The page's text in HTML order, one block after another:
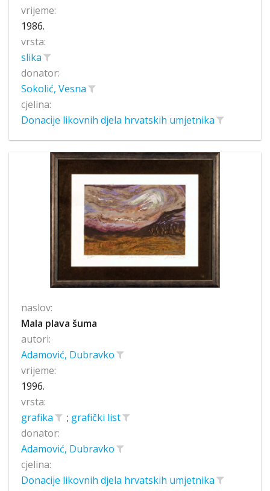
vrijeme:
1986.
vrsta:
slika
donator:
Sokolić, Vesna
cjelina:
Donacije likovnih djela hrvatskih umjetnika
naslov:
Mala plava šuma
autori:
Adamović, Dubravko
vrijeme:
1996.
vrsta:
grafika
; grafički list
donator:
Adamović, Dubravko
cjelina:
Donacije likovnih djela hrvatskih umjetnika